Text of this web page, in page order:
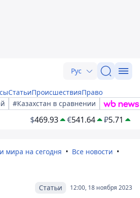
Рус
СтатьиПроисшествияПраво
#Казахстан в сравнении
$469.93 €541.64 ₽5.71
мира на сегодня
Все новости
12:00, 18 ноября 2023
Статьи